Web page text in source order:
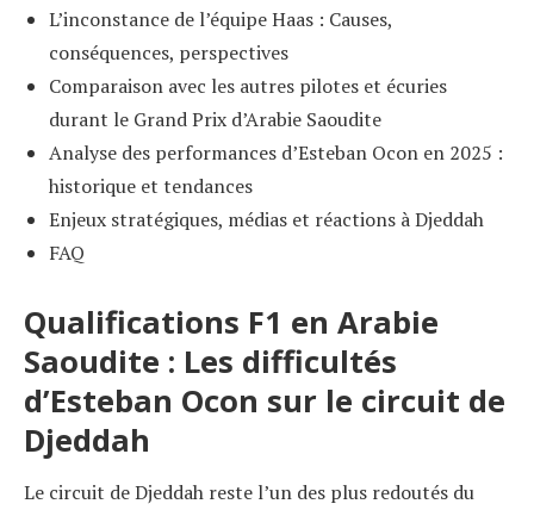
L’inconstance de l’équipe Haas : Causes,
conséquences, perspectives
Comparaison avec les autres pilotes et écuries
durant le Grand Prix d’Arabie Saoudite
Analyse des performances d’Esteban Ocon en 2025 :
historique et tendances
Enjeux stratégiques, médias et réactions à Djeddah
FAQ
Qualifications F1 en Arabie
Saoudite : Les difficultés
d’Esteban Ocon sur le circuit de
Djeddah
Le circuit de Djeddah reste l’un des plus redoutés du